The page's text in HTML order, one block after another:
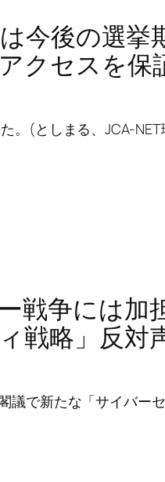
後の選挙
クセスを保
。(としまる、JCA-NET
戦争には加
戦略」反対
議で新たな「サイバー